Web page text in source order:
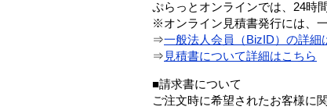
ぷらっとオンラインでは、24時
※オンライン見積書発行には、
⇒一般法人会員（BizID）の詳細
⇒ 見積書について詳細はこちら
■請求書について
ご注文時に希望されたお客様に